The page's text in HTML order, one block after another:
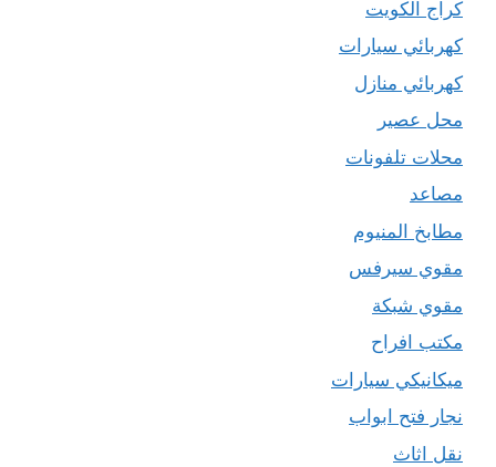
كراج الكويت
كهربائي سيارات
كهربائي منازل
محل عصير
محلات تلفونات
مصاعد
مطابخ المنيوم
مقوي سيرفس
مقوي شبكة
مكتب افراح
ميكانيكي سيارات
نجار فتح ابواب
نقل اثاث